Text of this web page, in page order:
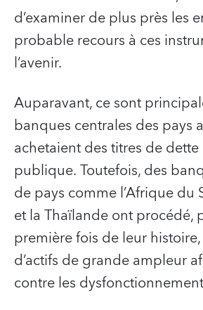
d’examiner de plus près les
probable recours à ces
l’avenir.
Auparavant, ce sont
banques centrales des pays
achetaient des titres de dette
publique. Toutefois, des
de pays comme l’Afrique du
et la Thaïlande ont procédé,
première fois de leur
d’actifs de grande ampleur
contre les